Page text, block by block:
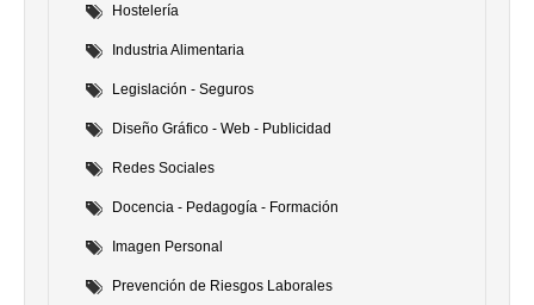
Hostelería
Industria Alimentaria
Legislación - Seguros
Diseño Gráfico - Web - Publicidad
Redes Sociales
Docencia - Pedagogía - Formación
Imagen Personal
Prevención de Riesgos Laborales